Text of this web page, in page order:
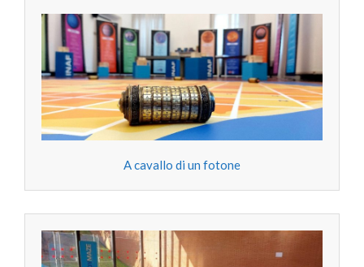
A cavallo di un fotone